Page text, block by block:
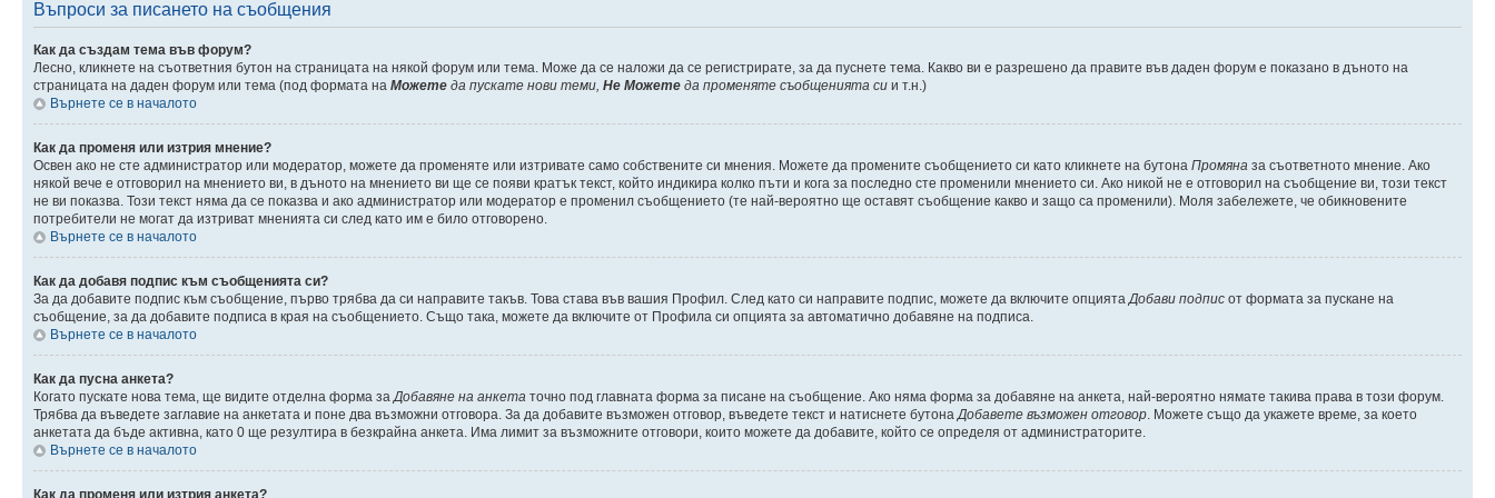
Въпроси за писането на съобщения
Как да създам тема във форум?
Лесно, кликнете на съответния бутон на страницата на някой форум или тема. Може да се наложи да се регистрирате, за да пуснете тема. Какво ви е разрешено да правите във даден форум е показано в дъното на
страницата на даден форум или тема (под формата на Можете да пускате нови теми, Не Можете да променяте съобщенията си и т.н.)
Върнете се в началото
Как да променя или изтрия мнение?
Освен ако не сте администратор или модератор, можете да променяте или изтривате само собствените си мнения. Можете да промените съобщението си като кликнете на бутона Промяна за съответното мнение. Ако
някой вече е отговорил на мнението ви, в дъното на мнението ви ще се появи кратък текст, който индикира колко пъти и кога за последно сте променили мнението си. Ако никой не е отговорил на съобщение ви, този текст
не ви показва. Този текст няма да се показва и ако администратор или модератор е променил съобщението (те най-вероятно ще оставят съобщение какво и защо са променили). Моля забележете, че обикновените
потребители не могат да изтриват мненията си след като им е било отговорено.
Върнете се в началото
Как да добавя подпис към съобщенията си?
За да добавите подпис към съобщение, първо трябва да си направите такъв. Това става във вашия Профил. След като си направите подпис, можете да включите опцията Добави подпис от формата за пускане на
съобщение, за да добавите подписа в края на съобщението. Също така, можете да включите от Профила си опцията за автоматично добавяне на подписа.
Върнете се в началото
Как да пусна анкета?
Когато пускате нова тема, ще видите отделна форма за Добавяне на анкета точно под главната форма за писане на съобщение. Ако няма форма за добавяне на анкета, най-вероятно нямате такива права в този форум.
Трябва да въведете заглавие на анкетата и поне два възможни отговора. За да добавите възможен отговор, въведете текст и натиснете бутона Добавете възможен отговор . Можете също да укажете време, за което
анкетата да бъде активна, като 0 ще резултира в безкрайна анкета. Има лимит за възможните отговори, които можете да добавите, който се определя от администраторите.
Върнете се в началото
Как да променя или изтрия анкета?